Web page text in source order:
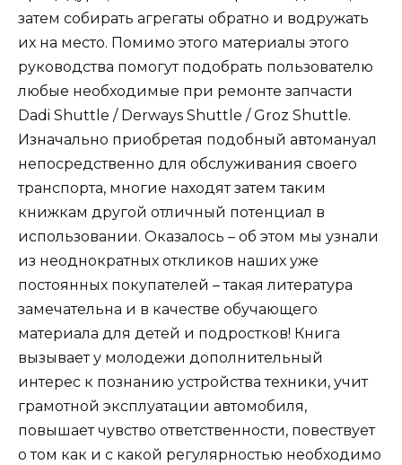
затем собирать агрегаты обратно и водружать
их на место. Помимо этого материалы этого
руководства помогут подобрать пользователю
любые необходимые при ремонте запчасти
Dadi Shuttle / Derways Shuttle / Groz Shuttle.
Изначально приобретая подобный автомануал
непосредственно для обслуживания своего
транспорта, многие находят затем таким
книжкам другой отличный потенциал в
использовании. Оказалось – об этом мы узнали
из неоднократных откликов наших уже
постоянных покупателей – такая литература
замечательна и в качестве обучающего
материала для детей и подростков! Книга
вызывает у молодежи дополнительный
интерес к познанию устройства техники, учит
грамотной эксплуатации автомобиля,
повышает чувство ответственности, повествует
о том как и с какой регулярностью необходимо